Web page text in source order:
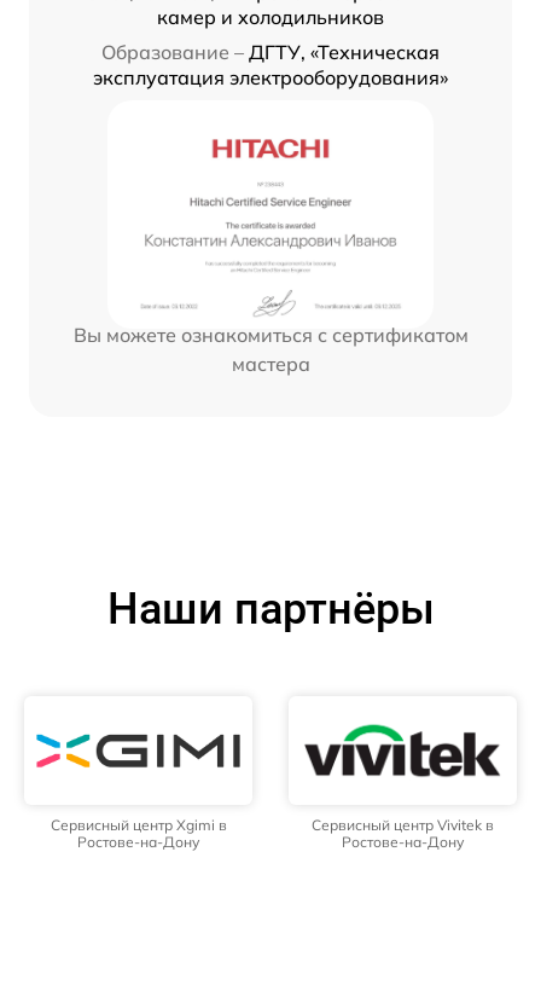
камер и холодильников
Образование – ДГТУ, «Техническая
эксплуатация электрооборудования»
Вы можете ознакомиться с сертификатом
мастера
Наши партнёры
Сервисный центр Xgimi в
Ростове-на-Дону
Сервисный центр Vivitek в
Ростове-на-Дону